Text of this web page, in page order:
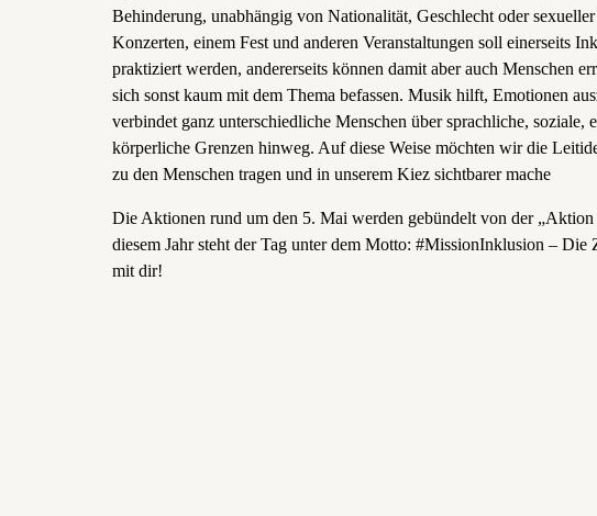
Behinderung, unabhängig von Nationalität, Geschlecht oder
Konzerten, einem Fest und anderen Veranstaltungen soll einerseits
praktiziert werden, andererseits können damit aber auch Menschen
sich sonst kaum mit dem Thema befassen. Musik hilft, Emotionen
verbindet ganz unterschiedliche Menschen über sprachliche, soziale,
körperliche Grenzen hinweg. Auf diese Weise möchten wir die
zu den Menschen tragen und in unserem Kiez sichtbarer mache
Die Aktionen rund um den 5. Mai werden gebündelt von der „Aktion
diesem Jahr steht der Tag unter dem Motto: #MissionInklusion – Die
mit dir!